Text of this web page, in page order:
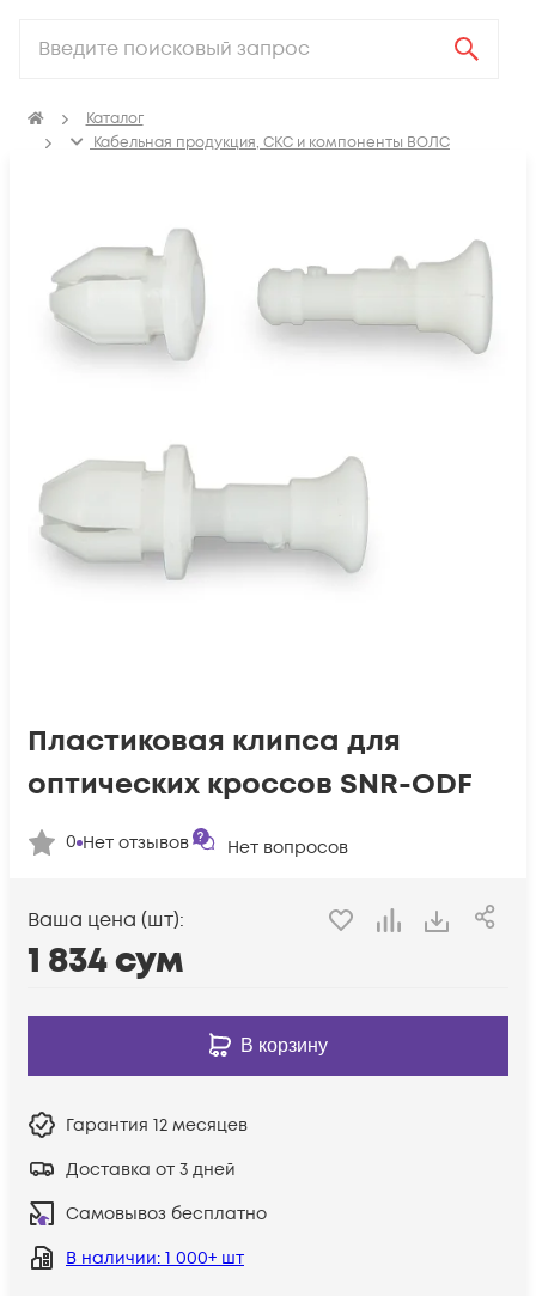
Каталог
Кабельная продукция, СКС и компоненты ВОЛС
Пластиковая клипса для
оптических кроссов SNR-ODF
0 Нет отзывов Нет вопросов
Ваша цена (шт):
1 834сум
В корзину
Гарантия 12 месяцев
Доставка от 3 дней
Самовывоз бесплатно
В наличии: 1 000+ шт